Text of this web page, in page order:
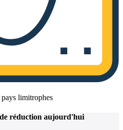
limitrophes
réduction aujourd'hui